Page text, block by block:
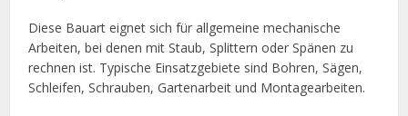
Diese Bauart eignet sich für allgemeine mechanische
Arbeiten, bei denen mit Staub, Splittern oder Spänen zu
rechnen ist. Typische Einsatzgebiete sind Bohren, Sägen,
Schleifen, Schrauben, Gartenarbeit und Montagearbeiten.